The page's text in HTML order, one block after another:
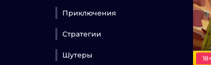
Приключения
Стратегии
Шутеры